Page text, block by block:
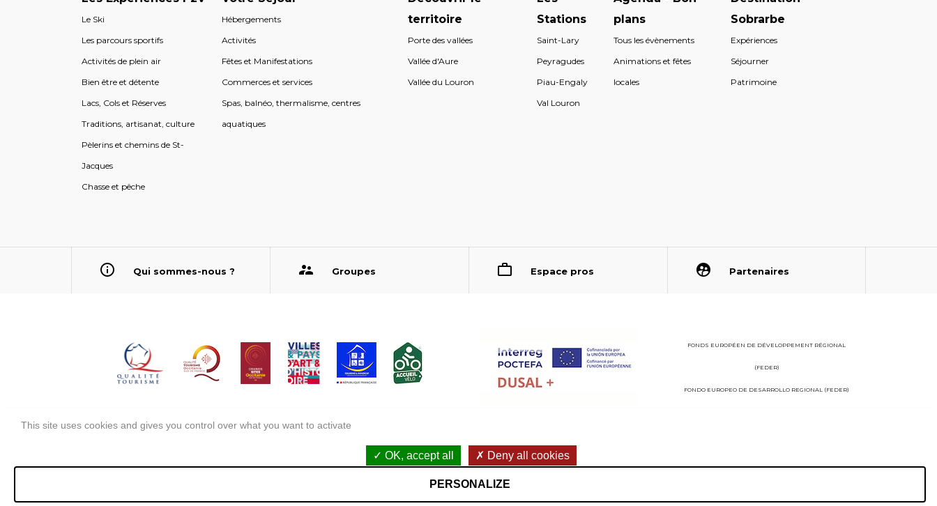
Le Ski
Les parcours sportifs
Activités de plein air
Bien être et détente
Lacs, Cols et Réserves
Traditions, artisanat, culture
Pèlerins et chemins de St-
Jacques
Chasse et pêche
Hébergements
Activités
Fêtes et Manifestations
Commerces et services
Spas, balnéo, thermalisme, centres
aquatiques
territoire
Porte des vallées
Vallée d'Aure
Vallée du Louron
Stations
Saint-Lary
Peyragudes
Piau-Engaly
Val Louron
plans
Tous les évènements
Animations et fêtes
locales
Sobrarbe
Expériences
Séjourner
Patrimoine
Qui sommes-nous ? Groupes Espace pros Partenaires
FONDS EUROPÉEN DE DÉVELOPPEMENT RÉGIONAL
(FEDER)
FONDO EUROPEO DE DESARROLLO REGIONAL (FEDER)
Accessibilité : non conforme
This site uses cookies and gives you control over what you want to activate
OK, accept all Deny all cookies
PERSONALIZE